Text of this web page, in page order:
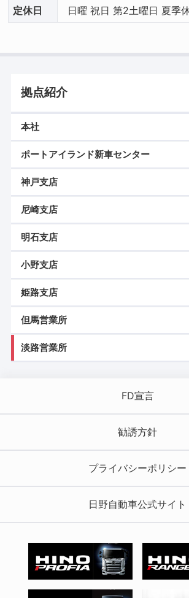
定休日
日曜 祝日 第2土曜日 夏季
拠点紹介
本社
ポートアイランド新車センター
神戸支店
尼崎支店
明石支店
小野支店
姫路支店
但馬営業所
淡路営業所
FD宣言
勧誘方針
プライバシーポリシー
日野自動車公式サイト